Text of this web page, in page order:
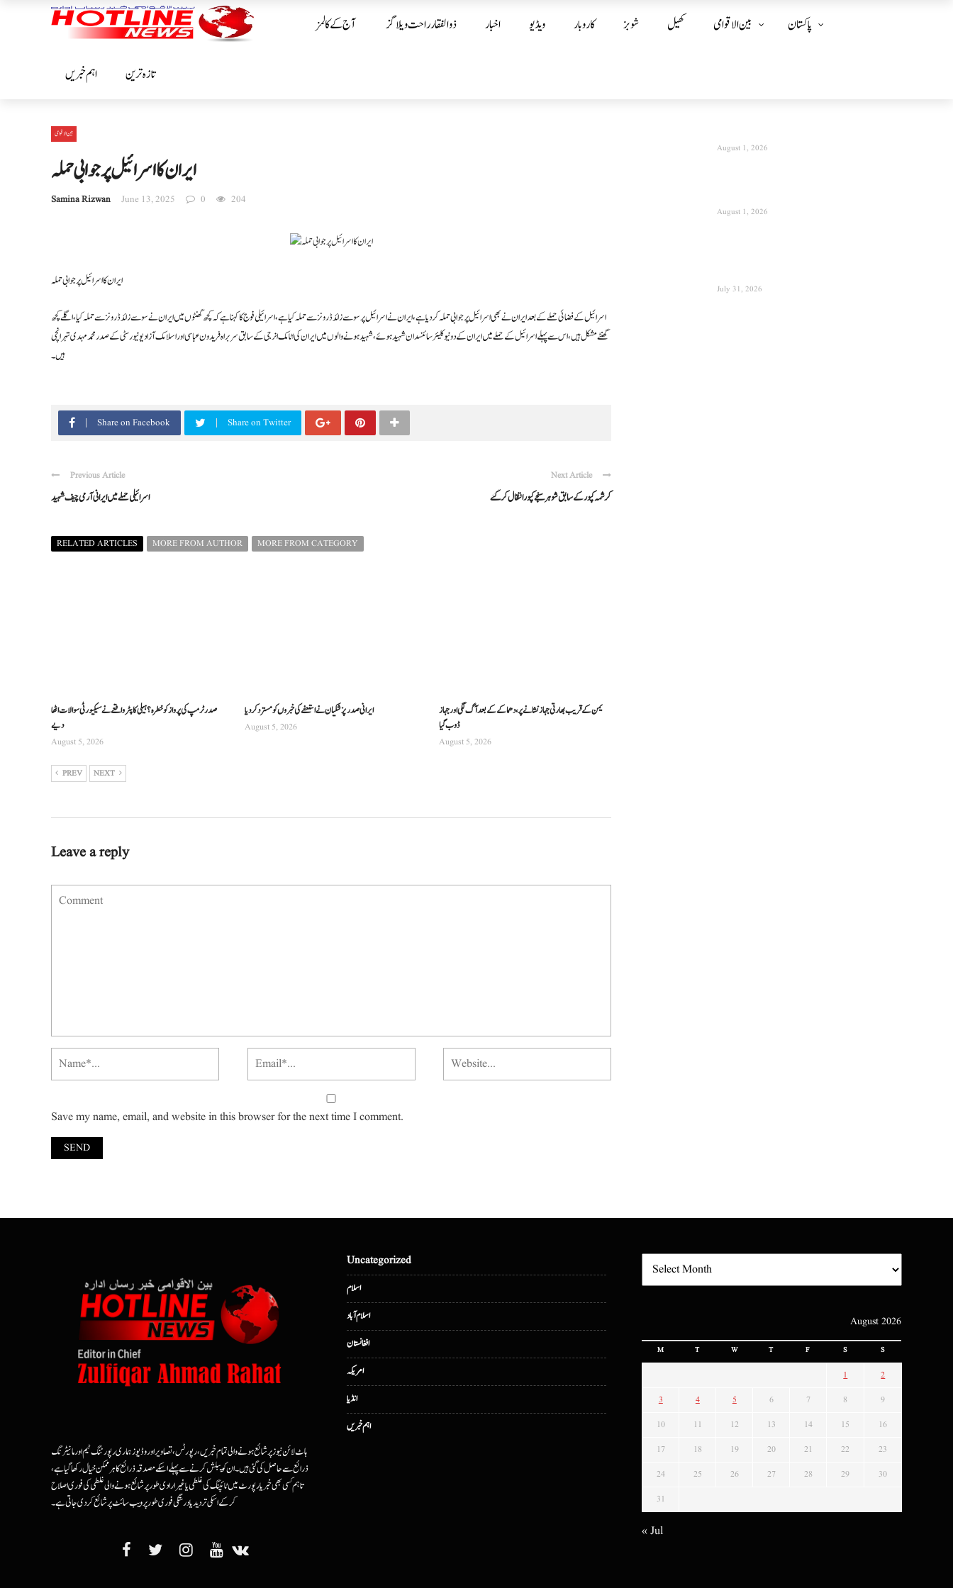
آج کے کالمز ذوالفقار راحت ویلاگز اخبار ویڈیو کاروبار شوبز کھیل بین الا قوامی پاکستان
اہم خبریں تازہ ترین
بین الا قوامی
ایران کا اسرائیل پر جوابی حملہ
Samina Rizwan June 13, 2025 0 204
ایران کا اسرائیل پر جوابی حملہ
اسرائیل کے فضائی حملے کے بعد ایران نے بھی اسرائیل پر جوابی حملہ کر دیا ہے، ایران نے اسرائیل پر سو سے زائد ڈرونز سے حملہ کیا ہے، اسرائیلی فوج کا کہنا ہے کہ کچھ گھنٹوں میں ایران نے سو سے زائد ڈرونز سے حملہ کیا، اگلے کچھ
گھنٹے مشکل ہیں، اس سے پہلے اسرائیل کے حملے میں ایران کے دو نیوکلیئر سائنسدان شہید ہوئے، شہید ہونے والوں میں ایران کی اٹامک انرجی کے سابق سربراہ فریدون عباسی اور اسلامک آزاد یونیورسٹی کے صدر محمد مہدی تہرانچی
ہیں۔
Share on Facebook Share on Twitter
Previous Article
اسرائیلی حملے میں ایرانی آرمی چیف شہید
Next Article
کرشمہ کپور کے سابق شوہر سنجے کپور انتقال کر گئے
RELATED ARTICLES MORE FROM AUTHOR MORE FROM CATEGORY
صدر ٹرمپ کی پرواز کو خطرہ؟ ہیلی کاپٹر واقعے نے سیکیورٹی سوالات اٹھا
دیے
August 5, 2026
ایرانی صدر پزشکیان نے استعفے کی خبروں کو مسترد کر دیا
August 5, 2026
یمن کے قریب بھارتی جہاز نشانے پر، دھماکے کے بعد آگ لگی اور جہاز
ڈوب گیا
August 5, 2026
PREV NEXT
Leave a reply
Save my name, email, and website in this browser for the next time I comment.
August 1, 2026
August 1, 2026
July 31, 2026
ہاٹ لائن نیوز پر شائع ہونے والی تمام خبریں، رپورٹس، تصاویر اور وڈیوز ہماری رپورٹنگ ٹیم اور مانیٹرنگ
ذرائع سے حاصل کی گئی ہیں۔ ان کو پبلش کرنے سے پہلے اسکے مصدقہ ذرائع کا ہرممکن خیال رکھا گیا ہے،
تاہم کسی بھی خبر یا رپورٹ میں ٹائپنگ کی غلطی یا غیرارادی طور پر شائع ہونے والی غلطی کی فوری اصلاح
کرکے اسکی تردید یا درستگی فوری طور پر ویب سائٹ پر شائع کردی جاتی ہے۔
Uncategorized
اسلام
اسلام آباد
افغانستان
امریکہ
انڈیا
اہم خبریں
August 2026
M T W T F S S
1 2
3 4 5 6 7 8 9
10 11 12 13 14 15 16
17 18 19 20 21 22 23
24 25 26 27 28 29 30
31
« Jul